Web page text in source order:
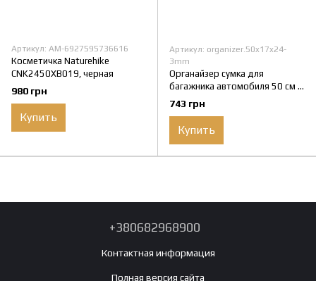
Артикул: AM-6927595736616
Косметичка Naturehike
CNK2450XB019, черная
980 грн
Купить
Артикул: organizer.50x17x24-
3mm
Органайзер сумка для
багажника автомобиля 50 см х
17 см х 24см 3мм
743 грн
Купить
+380682968900
Контактная информация
Полная версия сайта